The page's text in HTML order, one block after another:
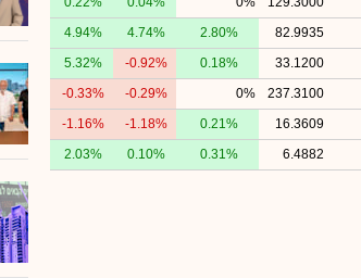
82.9935
2.80%
4.74%
4.94%
33.1200
0.18%
-0.92%
5.32%
237.3100
0%
-0.29%
-0.33%
16.3609
0.21%
-1.18%
-1.16%
6.4882
0.31%
0.10%
2.03%